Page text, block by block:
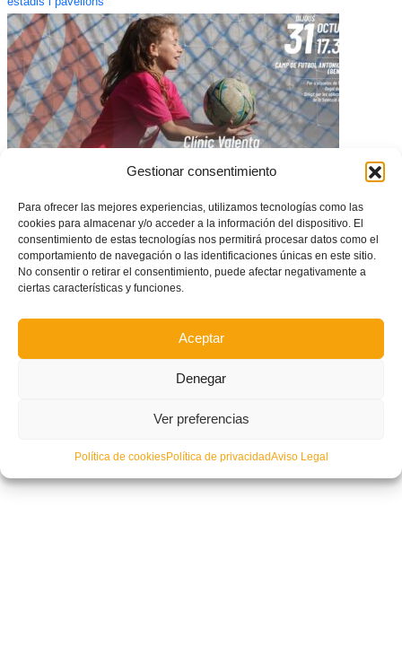
Gestionar consentimiento
Para ofrecer las mejores experiencias, utilizamos tecnologías como las
cookies para almacenar y/o acceder a la información del dispositivo. El
consentimiento de estas tecnologías nos permitirá procesar datos como el
comportamiento de navegación o las identificaciones únicas en este sitio.
No consentir o retirar el consentimiento, puede afectar negativamente a
ciertas características y funciones.
Aceptar
Denegar
Ver preferencias
Política de cookiesPolítica de privacidadAviso Legal
Clínic Valenta de futbol a Benidorm el 31 d’octubre amb el CF Benidorm